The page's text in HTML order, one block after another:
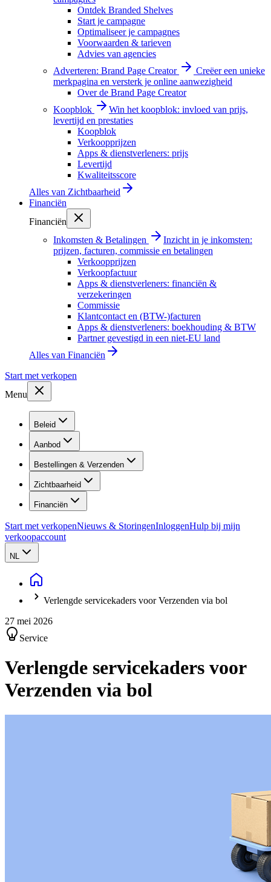
Ontdek Branded Shelves
Start je campagne
Optimaliseer je campagnes
Voorwaarden & tarieven
Advies van agencies
Adverteren: Brand Page Creator
Creëer een unieke
merkpagina en versterk je online aanwezigheid
Over de Brand Page Creator
Koopblok
Win het koopblok: invloed van prijs,
levertijd en prestaties
Koopblok
Verkoopprijzen
Apps & dienstverleners: prijs
Levertijd
Kwaliteitsscore
Alles van Zichtbaarheid
Financiën
Financiën
Inkomsten & Betalingen
Inzicht in je inkomsten:
prijzen, facturen, commissie en betalingen
Verkoopprijzen
Verkoopfactuur
Apps & dienstverleners: financiën &
verzekeringen
Commissie
Klantcontact en (BTW-)facturen
Apps & dienstverleners: boekhouding & BTW
Partner gevestigd in een niet-EU land
Alles van Financiën
Start met verkopen
Menu
Beleid
Aanbod
Bestellingen & Verzenden
Zichtbaarheid
Financiën
Start met verkopenNieuws & StoringenInloggenHulp bij mijn
verkoopaccount
NL
Verlengde servicekaders voor Verzenden via bol
27 mei 2026
Service
Verlengde servicekaders voor
Verzenden via bol